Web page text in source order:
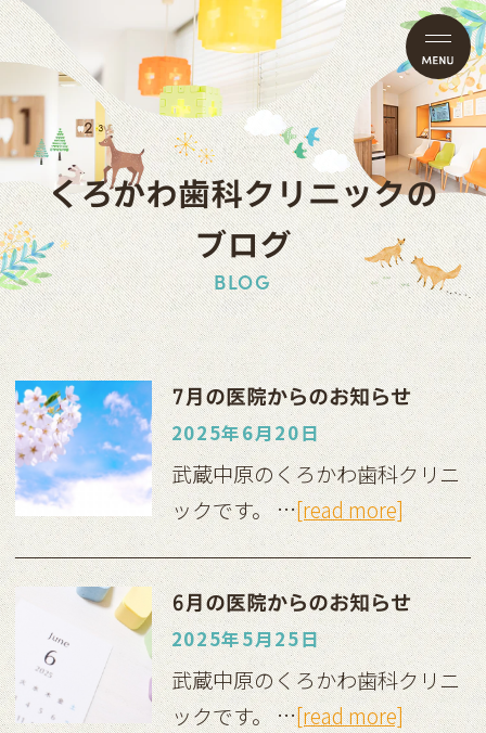
くろかわ歯科クリニックの
ブログ
BLOG
7月の医院からのお知らせ
2025年6月20日
武蔵中原のくろかわ歯科クリニ
ックです。 …[read more]
6月の医院からのお知らせ
2025年5月25日
武蔵中原のくろかわ歯科クリニ
ックです。 …[read more]